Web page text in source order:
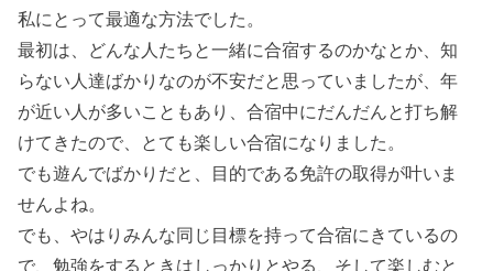
私にとって最適な方法でした。
最初は、どんな人たちと一緒に合宿するのかなとか、知
らない人達ばかりなのが不安だと思っていましたが、年
が近い人が多いこともあり、合宿中にだんだんと打ち解
けてきたので、とても楽しい合宿になりました。
でも遊んでばかりだと、目的である免許の取得が叶いま
せんよね。
でも、やはりみんな同じ目標を持って合宿にきているの
で、勉強をするときはしっかりとやる、そして楽しむと